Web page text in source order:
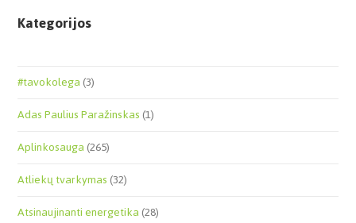
Kategorijos
#tavokolega(3)
Adas Paulius Paražinskas(1)
Aplinkosauga(265)
Atliekų tvarkymas(32)
Atsinaujinanti energetika(28)